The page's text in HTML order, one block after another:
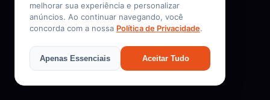
melhorar sua experiência e personalizar
anúncios. Ao continuar navegando, você
concorda com a nossa Política de Privacidade.
Apenas Essenciais Aceitar Tudo